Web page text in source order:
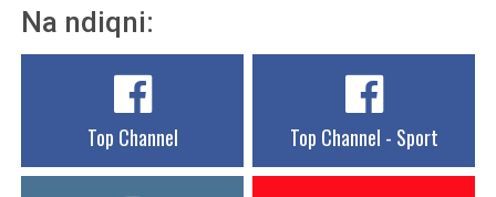
Na ndiqni:
Top Channel Top Channel - Sport